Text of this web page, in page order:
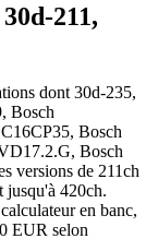
211,
dont 30d-235,
Bosch
Bosch
Bosch
versions de 211ch
jusqu'à 420ch.
en banc,
EUR selon